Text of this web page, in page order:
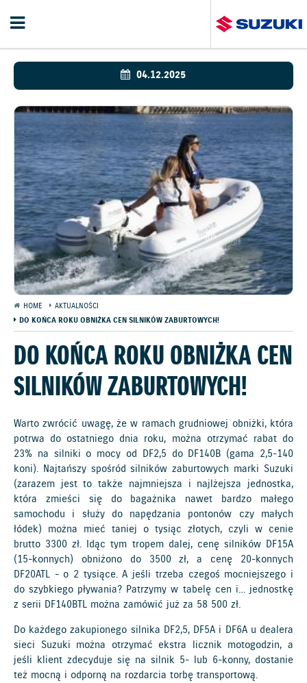
04.12.2025
HOME
AKTUALNOŚCI
DO KOŃCA ROKU OBNIŻKA CEN SILNIKÓW ZABURTOWYCH!
DO KOŃCA ROKU OBNIŻKA CEN
SILNIKÓW ZABURTOWYCH!
Warto zwrócić uwagę, że w ramach grudniowej obniżki, która
potrwa do ostatniego dnia roku, można otrzymać rabat do
23% na silniki o mocy od DF2,5 do DF140B (gama 2,5-140
koni). Najtańszy spośród silników zaburtowych marki Suzuki
(zarazem jest to także najmniejsza i najlżejsza jednostka,
która zmieści się do bagażnika nawet bardzo małego
samochodu i służy do napędzania pontonów czy małych
łódek) można mieć taniej o tysiąc złotych, czyli w cenie
brutto 3300 zł. Idąc tym tropem dalej, cenę silników DF15A
(15-konnych) obniżono do 3500 zł, a cenę 20-konnych
DF20ATL - o 2 tysiące. A jeśli trzeba czegoś mocniejszego i
do szybkiego pływania? Patrzymy w tabelę cen i… jednostkę
z serii DF140BTL można zamówić już za 58 500 zł.
Do każdego zakupionego silnika DF2,5, DF5A i DF6A u dealera
sieci Suzuki można otrzymać ekstra licznik motogodzin, a
jeśli klient zdecyduje się na silnik 5- lub 6-konny, dostanie
też mocną i odporną na rozdarcia torbę transportową.